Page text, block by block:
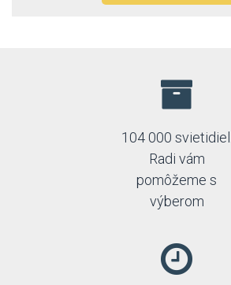
104 000 svietidiel.
Radi vám
pomôžeme s
výberom